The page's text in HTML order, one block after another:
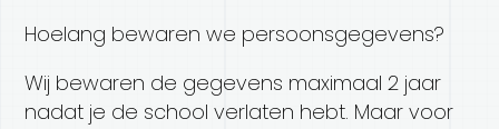
Hoelang bewaren we persoonsgegevens?
Wij bewaren de gegevens maximaal 2 jaar
nadat je de school verlaten hebt. Maar voor